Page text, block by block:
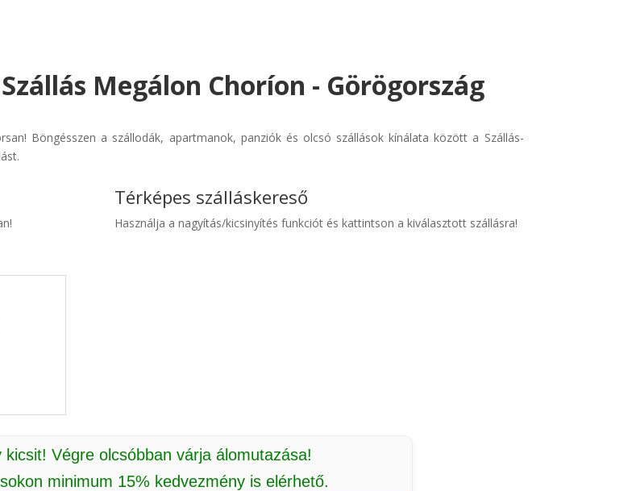
Szállás Megálon Choríon - Görögország
Böngésszen a szállodák, apartmanok, panziók és olcsó szállások kínálata között a Szállás-
Térképes szálláskereső
Használja a nagyítás/kicsinyítés funkciót és kattintson a kiválasztott szállásra!
kicsit! Végre olcsóbban várja álomutazása!
minimum 15% kedvezmény is elérhető.